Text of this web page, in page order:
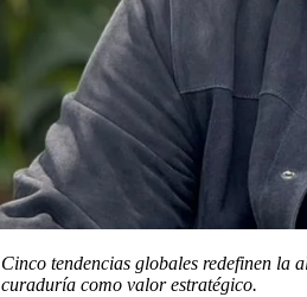
Cinco tendencias globales redefinen la
curaduría como valor estratégico.